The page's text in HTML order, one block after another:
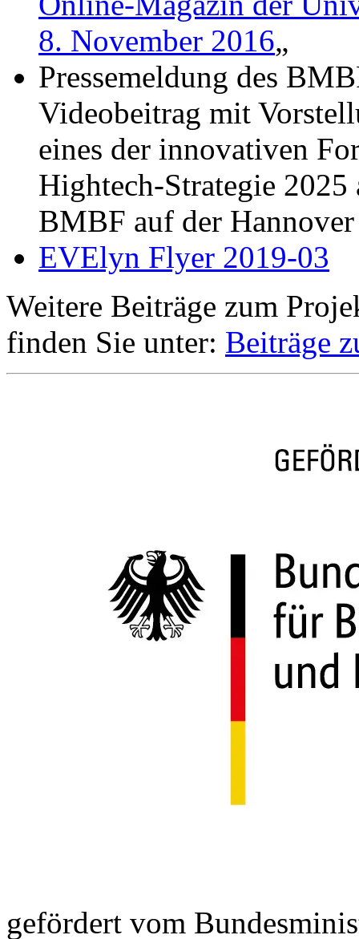
8. November 2016„
Pressemeldung des
Videobeitrag mit
eines der innovativen
Hightech-Strategie 2025
BMBF auf der
EVElyn Flyer 2019-03
Weitere Beiträge zum
finden Sie unter: Beiträge
gefördert vom